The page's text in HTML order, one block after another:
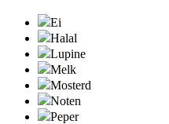
Ei
Halal
Lupine
Melk
Mosterd
Noten
Peper